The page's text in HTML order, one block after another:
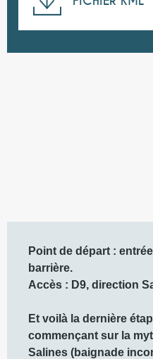
Point de départ :
barrière.
Accès : D9, direction
Et voilà la dernière
commençant sur la
Salines (baignade